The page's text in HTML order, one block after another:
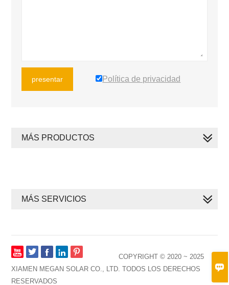

presentar Política de privacidad
MÁS PRODUCTOS
MÁS SERVICIOS
    
COPYRIGHT © 2020 ~ 2025
XIAMEN MEGAN SOLAR CO., LTD. TODOS LOS DERECHOS
RESERVADOS